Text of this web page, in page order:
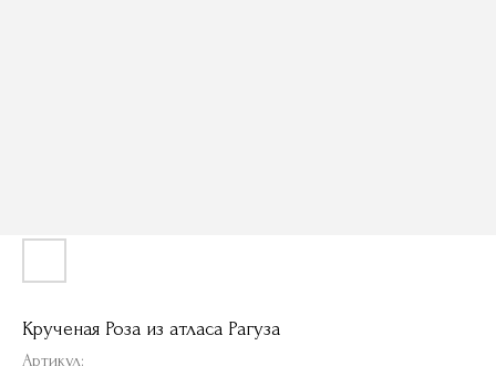
Крученая Роза из атласа Рагуза
Артикул: